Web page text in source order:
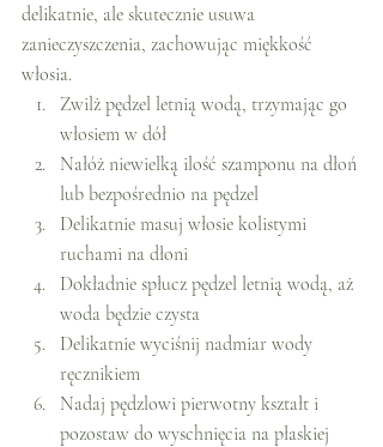
delikatnie, ale skutecznie usuwa
zanieczyszczenia, zachowując miękkość
włosia.
Zwilż pędzel letnią wodą, trzymając go
włosiem w dół
Nałóż niewielką ilość szamponu na dłoń
lub bezpośrednio na pędzel
Delikatnie masuj włosie kolistymi
ruchami na dłoni
Dokładnie spłucz pędzel letnią wodą, aż
woda będzie czysta
Delikatnie wyciśnij nadmiar wody
ręcznikiem
Nadaj pędzlowi pierwotny kształt i
pozostaw do wyschnięcia na płaskiej